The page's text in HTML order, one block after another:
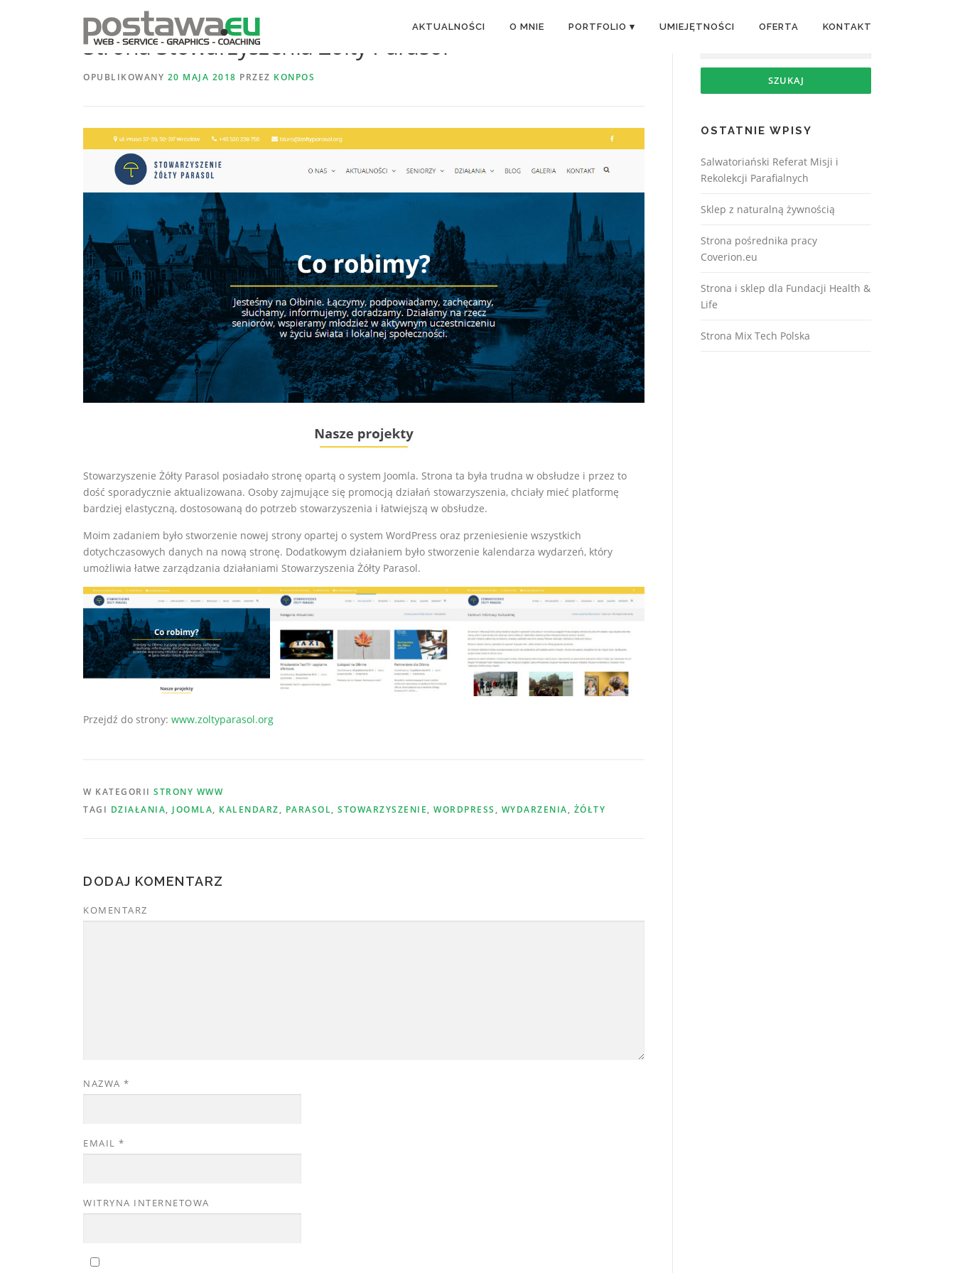
AKTUALNOŚCI O MNIE PORTFOLIO ▾ UMIEJĘTNOŚCI OFERTA KONTAKT
Strona Stowarzyszenia Żółty Parasol
OPUBLIKOWANY 20 MAJA 2018 PRZEZ KONPOS
Stowarzyszenie Żółty Parasol posiadało stronę opartą o system Joomla. Strona ta była trudna w obsłudze i przez to
dość sporadycznie aktualizowana. Osoby zajmujące się promocją działań stowarzyszenia, chciały mieć platformę
bardziej elastyczną, dostosowaną do potrzeb stowarzyszenia i łatwiejszą w obsłudze.
Moim zadaniem było stworzenie nowej strony opartej o system WordPress oraz przeniesienie wszystkich
dotychczasowych danych na nową stronę. Dodatkowym działaniem było stworzenie kalendarza wydarzeń, który
umożliwia łatwe zarządzania działaniami Stowarzyszenia Żółty Parasol.
Przejdź do strony: www.zoltyparasol.org
W KATEGORII STRONY WWW
TAGI DZIAŁANIA, JOOMLA, KALENDARZ, PARASOL, STOWARZYSZENIE, WORDPRESS , WYDARZENIA, ŻÓŁTY
DODAJ KOMENTARZ
KOMENTARZ
NAZWA *
EMAIL *
WITRYNA INTERNETOWA
OSTATNIE WPISY
Salwatoriański Referat Misji i
Rekolekcji Parafialnych
Sklep z naturalną żywnością
Strona pośrednika pracy
Coverion.eu
Strona i sklep dla Fundacji Health &
Life
Strona Mix Tech Polska